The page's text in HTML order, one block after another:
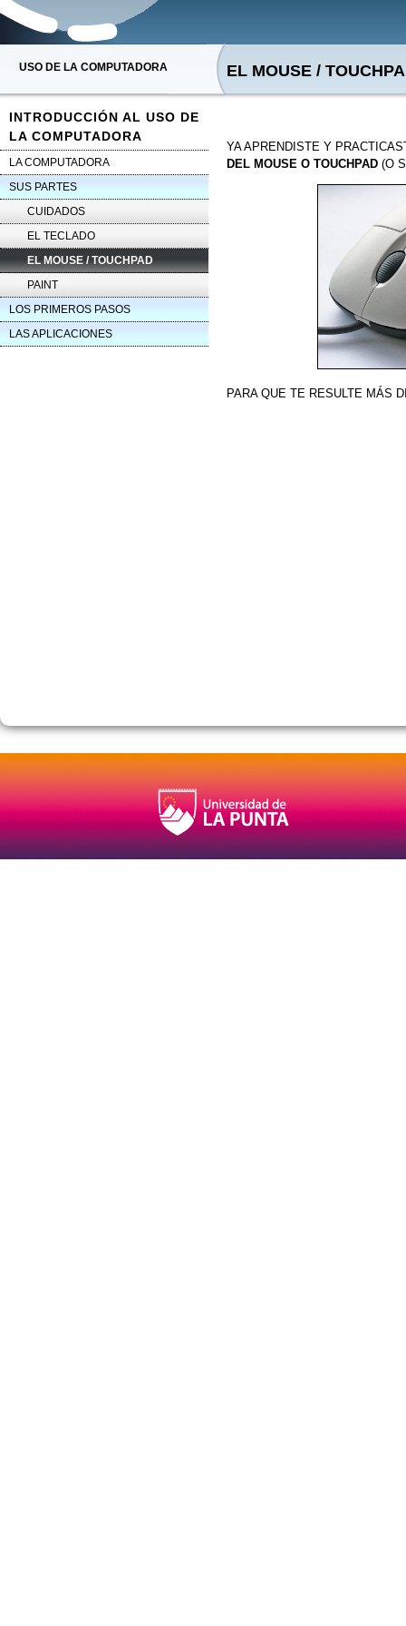
USO DE LA COMPUTADORA
INTRODUCCIÓN AL USO DE
LA COMPUTADORA
LA COMPUTADORA
SUS PARTES
CUIDADOS
EL TECLADO
EL MOUSE / TOUCHPAD
PAINT
LOS PRIMEROS PASOS
LAS APLICACIONES
EL MOUSE /
YA APRENDISTE Y
DEL MOUSE O TOUCHPAD (O
PARA QUE TE RESULTE MÁS